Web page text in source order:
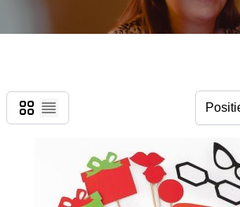
Foto-tabel
Lijst